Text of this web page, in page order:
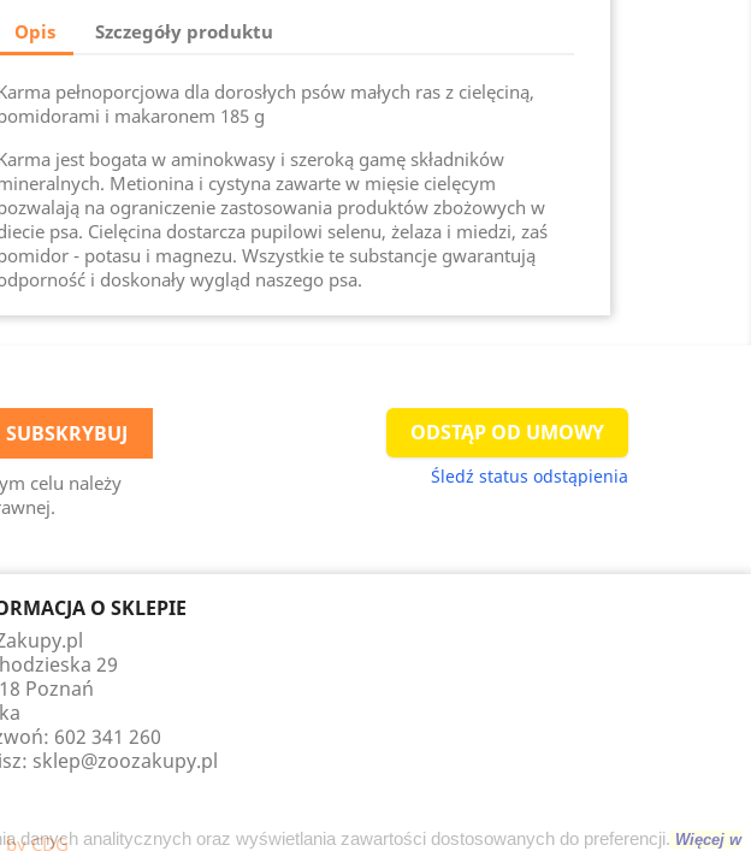
Opis Szczegóły produktu
pełnoporcjowa dla dorosłych psów małych ras z cielęciną,
i makaronem 185 g
jest bogata w aminokwasy i szeroką gamę składników
Metionina i cystyna zawarte w mięsie cielęcym
na ograniczenie zastosowania produktów zbożowych w
psa. Cielęcina dostarcza pupilowi selenu, żelaza i miedzi, zaś
- potasu i magnezu. Wszystkie te substancje gwarantują
i doskonały wygląd naszego psa.
celu należy
ODSTĄP OD UMOWY
Śledź status odstąpienia
O SKLEPIE
29
Poznań
602 341 260
sklep@zoozakupy.pl
danych analitycznych oraz wyświetlania zawartości dostosowanych do preferencji. Więcej w
CDG